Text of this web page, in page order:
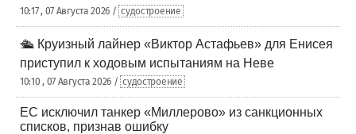
10:17 , 07 Августа 2026 / судостроение
🛳️ Круизный лайнер «Виктор Астафьев» для Енисея
приступил к ходовым испытаниям на Неве
10:10 , 07 Августа 2026 / судостроение
ЕС исключил танкер «Миллерово» из санкционных
списков, признав ошибку